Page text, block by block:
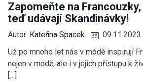
Zapomeňte na
teď udávají Skandinávky!
Autor: Kateřina Spacek
09.11.2023
Už po mnoho let nás v módě inspirují
nejen v módě, ale i v jejich přístupu k
[…]